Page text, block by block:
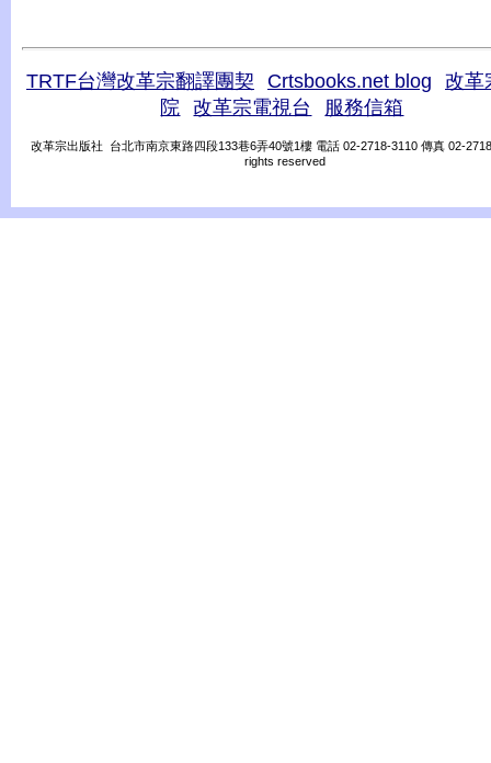
TRTF台灣改革宗翻譯團契 Crtsbooks.net blog
改革
院
改革宗電視台 服務信箱
改革宗出版社 台北市南京東路四段133巷6弄40號1樓 電話 02-2718-3110 傳真 02-
rights reserved